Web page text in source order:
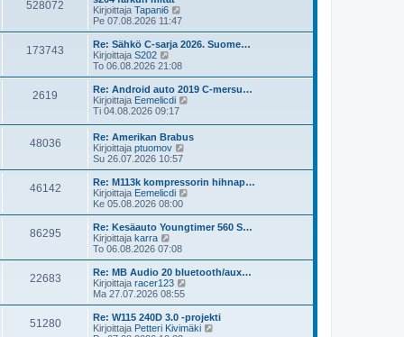
s
i
e
s
i
528072
Kirjoittaja Tapani6
ä
y
t
u
s
i
n
i
e
s
t
i
Pe 07.08.2026 11:47
173743
Re: Sähkö C-sarja 2026. Suome…
Kirjoittaja S202
ä
y
t
ä
u
s
i
n
v
i
e
s
t
i
To 06.08.2026 21:08
2619
Re: Android auto 2019 C-mersu…
Kirjoittaja Eemelicdi
ä
s
i
i
e
i
Ti 04.08.2026 09:17
48036
Re: Amerikan Brabus
Kirjoittaja ptuomov
y
t
ä
u
i
e
s
i
Su 26.07.2026 10:57
46142
Re: M113k kompressorin hihnap…
Kirjoittaja Eemelicdi
y
t
ä
i
e
s
Ke 05.08.2026 08:00
86295
Re: Kesäauto Youngtimer 560 S…
Kirjoittaja karra
ä
y
t
ä
u
s
i
n
To 06.08.2026 07:08
22683
Re: MB Audio 20 bluetooth/aux…
Kirjoittaja racer123
y
t
ä
Ma 27.07.2026 08:55
51280
Re: W115 240D 3.0 -projekti
Kirjoittaja Petteri Kivimäki